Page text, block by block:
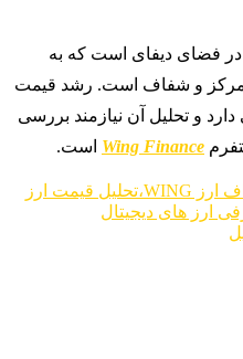
فضای دیفای است که به
و شفاف است. رشد قیمت
و تحلیل آن نیازمند بررسی
Wing Finance است.
ارز WING،معرفی ارز WING،اهداف ارز WING،تحلیل قیمت ارز